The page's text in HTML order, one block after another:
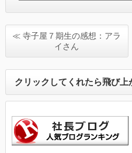
≪ 寺子屋７期生の感想：アラ
イさん
クリックしてくれたら飛び上